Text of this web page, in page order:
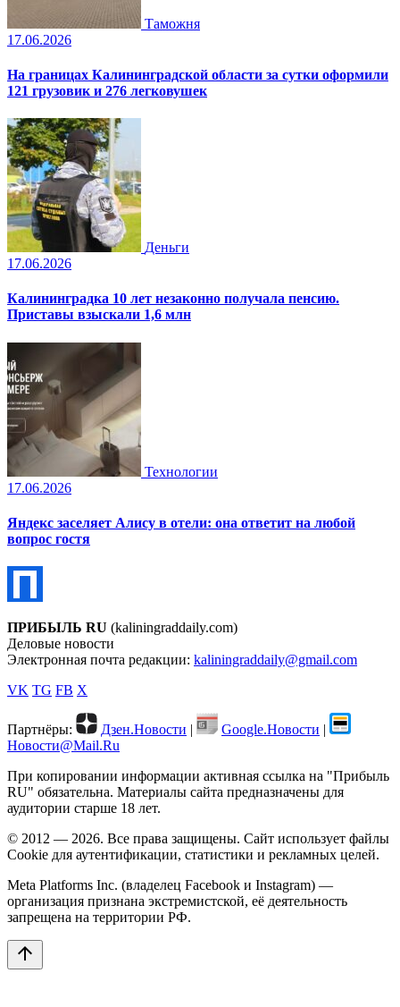
Таможня
17.06.2026
На границах Калининградской области за сутки оформили
121 грузовик и 276 легковушек
Деньги
17.06.2026
Калининградка 10 лет незаконно получала пенсию.
Приставы взыскали 1,6 млн
Технологии
17.06.2026
Яндекс заселяет Алису в отели: она ответит на любой
вопрос гостя
ПРИБЫЛЬ RU (kaliningraddaily.com)
Деловые новости
Электронная почта редакции: kaliningraddaily@gmail.com
VK TG FB X
Партнёры: Дзен.Новости | Google.Новости |
Новости@Mail.Ru
При копировании информации активная ссылка на "Прибыль
RU" обязательна. Материалы сайта предназначены для
аудитории старше 18 лет.
© 2012 — 2026. Все права защищены. Сайт использует файлы
Cookie для аутентификации, статистики и рекламных целей.
Meta Platforms Inc. (владелец Facebook и Instagram) —
организация признана экстремистской, её деятельность
запрещена на территории РФ.
arrow_upward